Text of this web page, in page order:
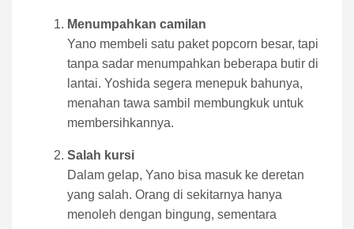
Menumpahkan camilan
Yano membeli satu paket popcorn besar, tapi
tanpa sadar menumpahkan beberapa butir di
lantai. Yoshida segera menepuk bahunya,
menahan tawa sambil membungkuk untuk
membersihkannya.
Salah kursi
Dalam gelap, Yano bisa masuk ke deretan
yang salah. Orang di sekitarnya hanya
menoleh dengan bingung, sementara